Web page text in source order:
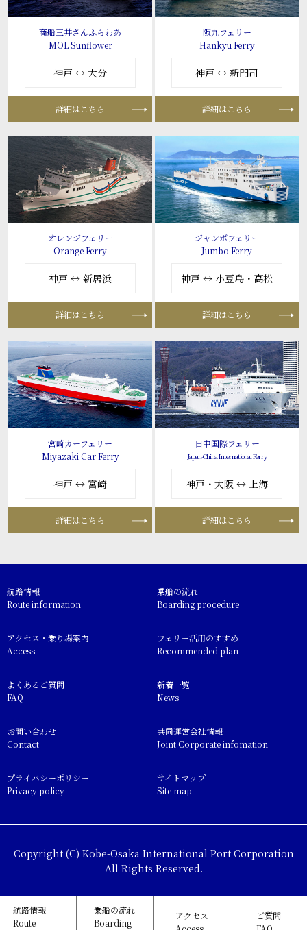
商船三井さんふらわあ
MOL Sunflower
神戸 ↔ 大分
詳細はこちら
阪九フェリー
Hankyu Ferry
神戸 ↔ 新門司
詳細はこちら
オレンジフェリー
Orange Ferry
神戸 ↔ 新居浜
詳細はこちら
ジャンボフェリー
Jumbo Ferry
神戸 ↔ 小豆島・高松
詳細はこちら
宮崎カーフェリー
Miyazaki Car Ferry
神戸 ↔ 宮崎
詳細はこちら
日中国際フェリー
Japan-China International Ferry
神戸・大阪 ↔ 上海
詳細はこちら
航路情報
Route information
乗船の流れ
Boarding procedure
アクセス・乗り場案内
Access
フェリー活用のすすめ
Recommended plan
よくあるご質問
FAQ
新着一覧
News
お問い合わせ
Contact
共同運営会社情報
Joint Corporate infomation
プライバシーポリシー
Privacy policy
サイトマップ
Site map
Copyright (C) Kobe-Osaka International Port Corporation
All Rights Reserved.
航路情報
Route
乗船の流れ
Boarding
アクセス
ご質問